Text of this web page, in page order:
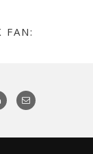
FAN: